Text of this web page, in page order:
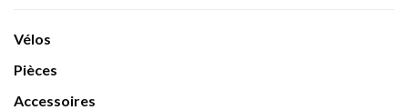
Vélos
Pièces
Accessoires